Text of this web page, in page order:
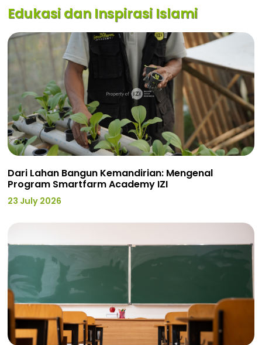
Edukasi dan Inspirasi Islami
Dari Lahan Bangun Kemandirian: Mengenal
Program Smartfarm Academy IZI
23 July 2026